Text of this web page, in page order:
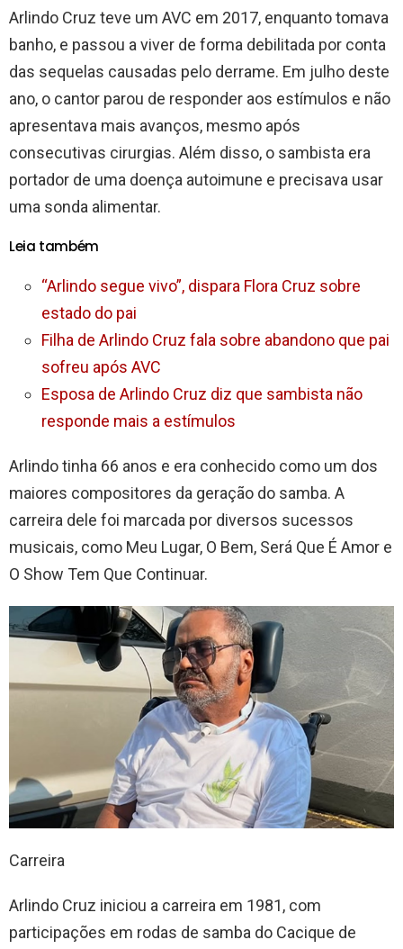
Arlindo Cruz teve um AVC em 2017, enquanto tomava
banho, e passou a viver de forma debilitada por conta
das sequelas causadas pelo derrame. Em julho deste
ano, o cantor parou de responder aos estímulos e não
apresentava mais avanços, mesmo após
consecutivas cirurgias. Além disso, o sambista era
portador de uma doença autoimune e precisava usar
uma sonda alimentar.
Leia também
“Arlindo segue vivo”, dispara Flora Cruz sobre
estado do pai
Filha de Arlindo Cruz fala sobre abandono que pai
sofreu após AVC
Esposa de Arlindo Cruz diz que sambista não
responde mais a estímulos
Arlindo tinha 66 anos e era conhecido como um dos
maiores compositores da geração do samba. A
carreira dele foi marcada por diversos sucessos
musicais, como Meu Lugar, O Bem, Será Que É Amor e
O Show Tem Que Continuar.
Carreira
Arlindo Cruz iniciou a carreira em 1981, com
participações em rodas de samba do Cacique de